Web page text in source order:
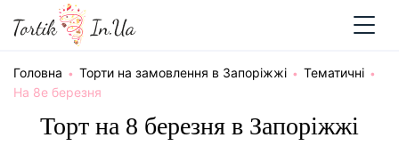
Головна Торти на замовлення в Запоріжжі
Тематичні
На 8е березня
Торт на 8 березня в Запоріжжі